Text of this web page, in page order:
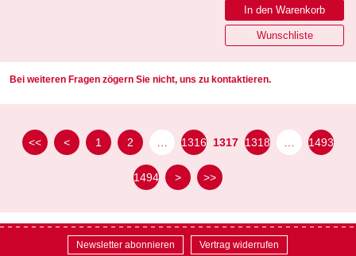
Bei weiteren Fragen zögern Sie nicht, uns zu kontaktieren.
<< < 1 2 1316 1317 1318 1493
1494 > >>
Newsletter abonnieren Vertrag widerrufen